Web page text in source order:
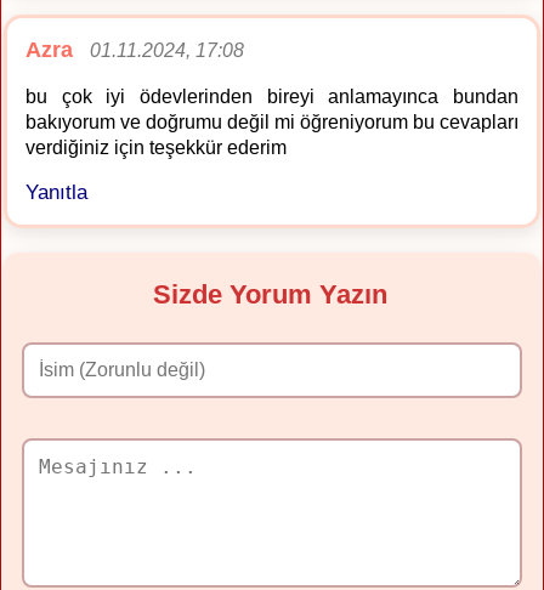
Azra 01.11.2024, 17:08
bu çok iyi ödevlerinden bireyi anlamayınca bundan
bakıyorum ve doğrumu değil mi öğreniyorum bu cevapları
verdiğiniz için teşekkür ederim
Yanıtla
Sizde Yorum Yazın